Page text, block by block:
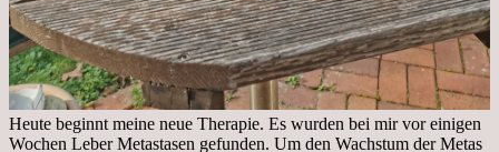
Heute beginnt meine neue Therapie. Es wurden bei mir vor einigen
Wochen Leber Metastasen gefunden. Um den Wachstum der Metas